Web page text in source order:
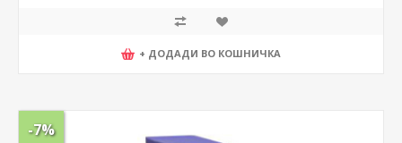
+ ДОДАДИ ВО КОШНИЧКА
-7%